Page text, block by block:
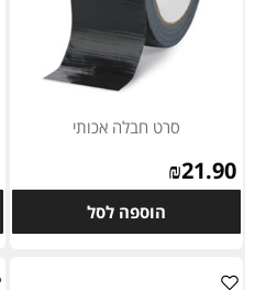
סרט חבלה אכותי
₪21.90
הוספה לסל